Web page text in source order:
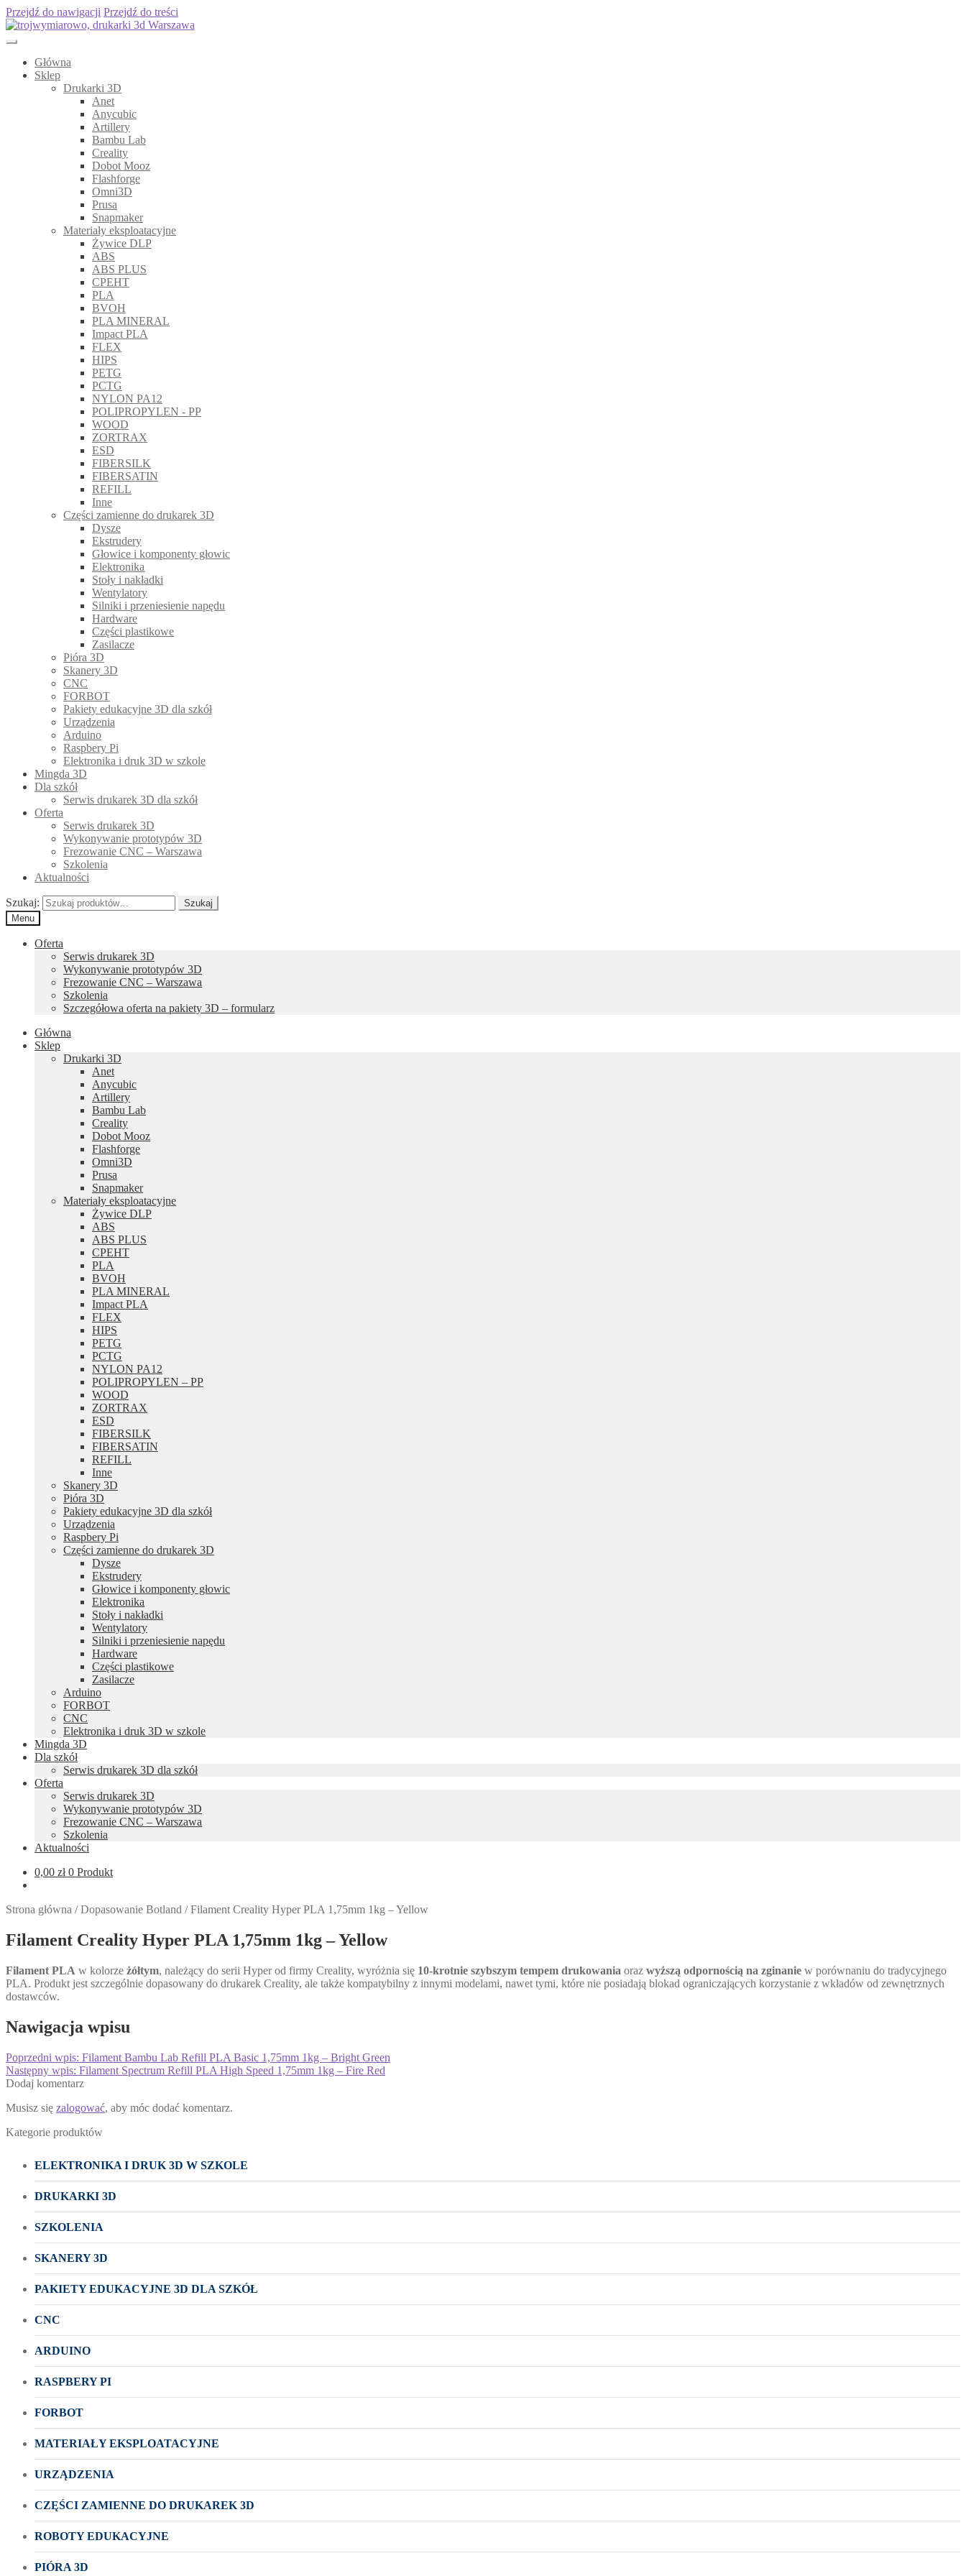
Przejdź do nawigacji Przejdź do treści
Główna
Sklep
Drukarki 3D
Anet
Anycubic
Artillery
Bambu Lab
Creality
Dobot Mooz
Flashforge
Omni3D
Prusa
Snapmaker
Materiały eksploatacyjne
Żywice DLP
ABS
ABS PLUS
CPEHT
PLA
BVOH
PLA MINERAL
Impact PLA
FLEX
HIPS
PETG
PCTG
NYLON PA12
POLIPROPYLEN - PP
WOOD
ZORTRAX
ESD
FIBERSILK
FIBERSATIN
REFILL
Inne
Części zamienne do drukarek 3D
Dysze
Ekstrudery
Głowice i komponenty głowic
Elektronika
Stoły i nakładki
Wentylatory
Silniki i przeniesienie napędu
Hardware
Części plastikowe
Zasilacze
Pióra 3D
Skanery 3D
CNC
FORBOT
Pakiety edukacyjne 3D dla szkół
Urządzenia
Arduino
Raspbery Pi
Elektronika i druk 3D w szkole
Mingda 3D
Dla szkół
Serwis drukarek 3D dla szkół
Oferta
Serwis drukarek 3D
Wykonywanie prototypów 3D
Frezowanie CNC – Warszawa
Szkolenia
Aktualności
Szukaj:
Szukaj
Menu
Oferta
Serwis drukarek 3D
Wykonywanie prototypów 3D
Frezowanie CNC – Warszawa
Szkolenia
Szczegółowa oferta na pakiety 3D – formularz
Główna
Sklep
Drukarki 3D
Anet
Anycubic
Artillery
Bambu Lab
Creality
Dobot Mooz
Flashforge
Omni3D
Prusa
Snapmaker
Materiały eksploatacyjne
Żywice DLP
ABS
ABS PLUS
CPEHT
PLA
BVOH
PLA MINERAL
Impact PLA
FLEX
HIPS
PETG
PCTG
NYLON PA12
POLIPROPYLEN – PP
WOOD
ZORTRAX
ESD
FIBERSILK
FIBERSATIN
REFILL
Inne
Skanery 3D
Pióra 3D
Pakiety edukacyjne 3D dla szkół
Urządzenia
Raspbery Pi
Części zamienne do drukarek 3D
Dysze
Ekstrudery
Głowice i komponenty głowic
Elektronika
Stoły i nakładki
Wentylatory
Silniki i przeniesienie napędu
Hardware
Części plastikowe
Zasilacze
Arduino
FORBOT
CNC
Elektronika i druk 3D w szkole
Mingda 3D
Dla szkół
Serwis drukarek 3D dla szkół
Oferta
Serwis drukarek 3D
Wykonywanie prototypów 3D
Frezowanie CNC – Warszawa
Szkolenia
Aktualności
0,00 zł 0 Produkt
Strona główna /Dopasowanie Botland /Filament Creality Hyper PLA 1,75mm 1kg – Yellow
Filament Creality Hyper PLA 1,75mm 1kg – Yellow
Filament PLA w kolorze żółtym, należący do serii Hyper od firmy Creality, wyróżnia się 10-krotnie szybszym tempem drukowania oraz wyższą odpornością na zginanie w porównaniu do tradycyjnego
PLA. Produkt jest szczególnie dopasowany do drukarek Creality, ale także kompatybilny z innymi modelami, nawet tymi, które nie posiadają blokad ograniczających korzystanie z wkładów od zewnętrznych
dostawców.
Nawigacja wpisu
Poprzedni wpis: Filament Bambu Lab Refill PLA Basic 1,75mm 1kg – Bright Green
Następny wpis: Filament Spectrum Refill PLA High Speed 1,75mm 1kg – Fire Red
Dodaj komentarz
Musisz się zalogować, aby móc dodać komentarz.
Kategorie produktów
ELEKTRONIKA I DRUK 3D W SZKOLE
DRUKARKI 3D
SZKOLENIA
SKANERY 3D
PAKIETY EDUKACYJNE 3D DLA SZKÓŁ
CNC
ARDUINO
RASPBERY PI
FORBOT
MATERIAŁY EKSPLOATACYJNE
URZĄDZENIA
CZĘŚCI ZAMIENNE DO DRUKAREK 3D
ROBOTY EDUKACYJNE
PIÓRA 3D